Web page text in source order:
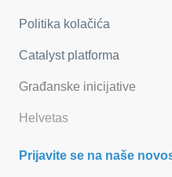
Politika kolačića
Catalyst platforma
Građanske inicijative
Helvetas
Prijavite se na naše